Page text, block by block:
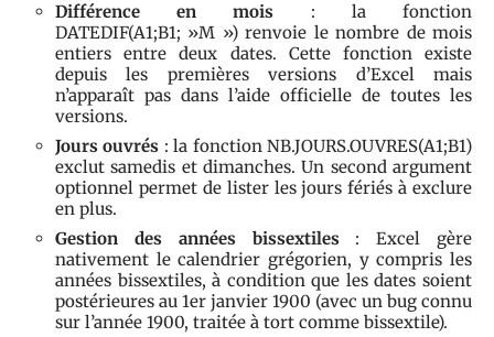
Différence en mois : la fonction
DATEDIF(A1;B1; »M ») renvoie le nombre de mois
entiers entre deux dates. Cette fonction existe
depuis les premières versions d’Excel mais
n’apparaît pas dans l’aide officielle de toutes les
versions.
Jours ouvrés : la fonction NB.JOURS.OUVRES(A1;B1)
exclut samedis et dimanches. Un second argument
optionnel permet de lister les jours fériés à exclure
en plus.
Gestion des années bissextiles: Excel gère
nativement le calendrier grégorien, y compris les
années bissextiles, à condition que les dates soient
postérieures au 1er janvier 1900 (avec un bug connu
sur l’année 1900, traitée à tort comme bissextile).